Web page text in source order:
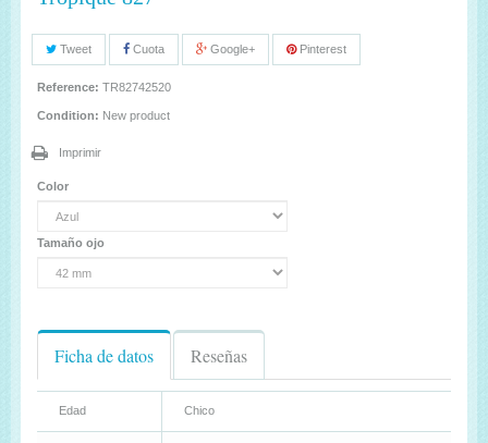
Tweet Cuota Google+ Pinterest
Reference: TR82742520
Condition: New product
Imprimir
Color
Tamaño ojo
Ficha de datos Reseñas
Edad Chico